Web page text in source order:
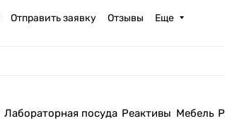
Отправить заявку Отзывы Еще
Лабораторная посуда Реактивы Мебель